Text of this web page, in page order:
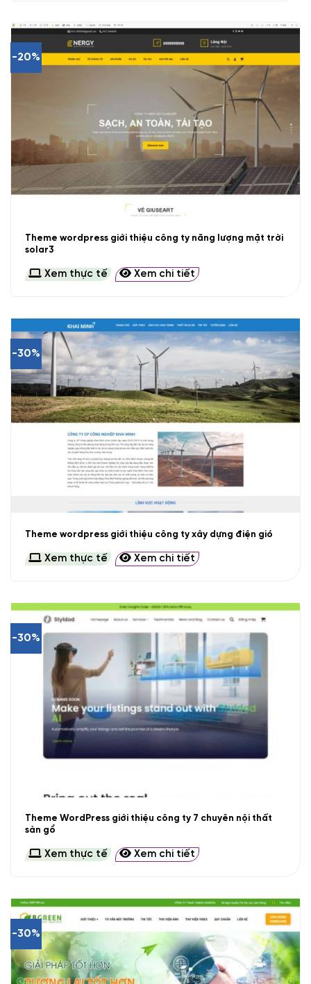
-20%
Theme wordpress giới thiệu công ty năng lượng mặt trời
solar3
Xem thực tế Xem chi tiết
-30%
Theme wordpress giới thiệu công ty xây dựng điện gió
Xem thực tế Xem chi tiết
-30%
Theme WordPress giới thiệu công ty 7 chuyên nội thất
sàn gổ
Xem thực tế Xem chi tiết
-30%